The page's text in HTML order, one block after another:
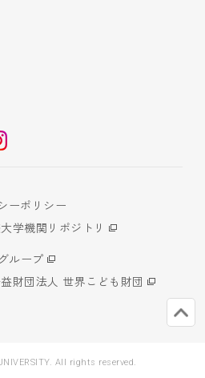
ーポリシー
学機関リポジトリ
ループ
財団法人 世界こども財団
All rights reserved.